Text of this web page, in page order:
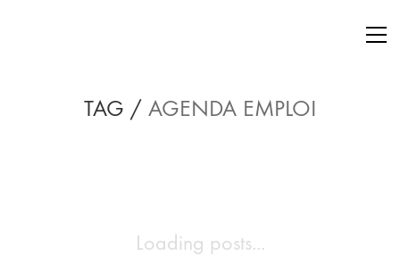
TAG / AGENDA EMPLOI
Loading posts...